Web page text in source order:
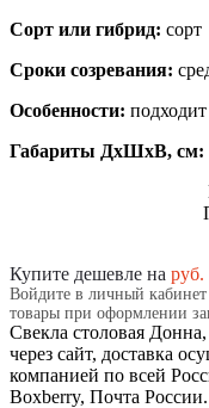
Сорт или гибрид: сорт
Сроки созревания:
Особенности:
Габариты ДхШхВ, см:
Купите дешевле на руб.
Войдите в личный
товары при оформлении
Свекла столовая
через сайт, доставка
компанией по всей
Boxberry, Почта России.